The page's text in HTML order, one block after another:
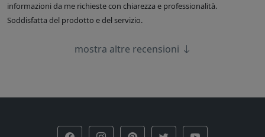
informazioni da me richieste con chiarezza e professionalità.
Soddisfatta del prodotto e del servizio.
mostra altre recensioni